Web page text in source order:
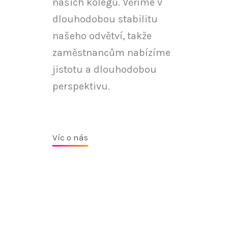
dlouhodobou stabilitu
našeho odvětví, takže
zaměstnancům nabízíme
jistotu a dlouhodobou
perspektivu.
Víc o nás